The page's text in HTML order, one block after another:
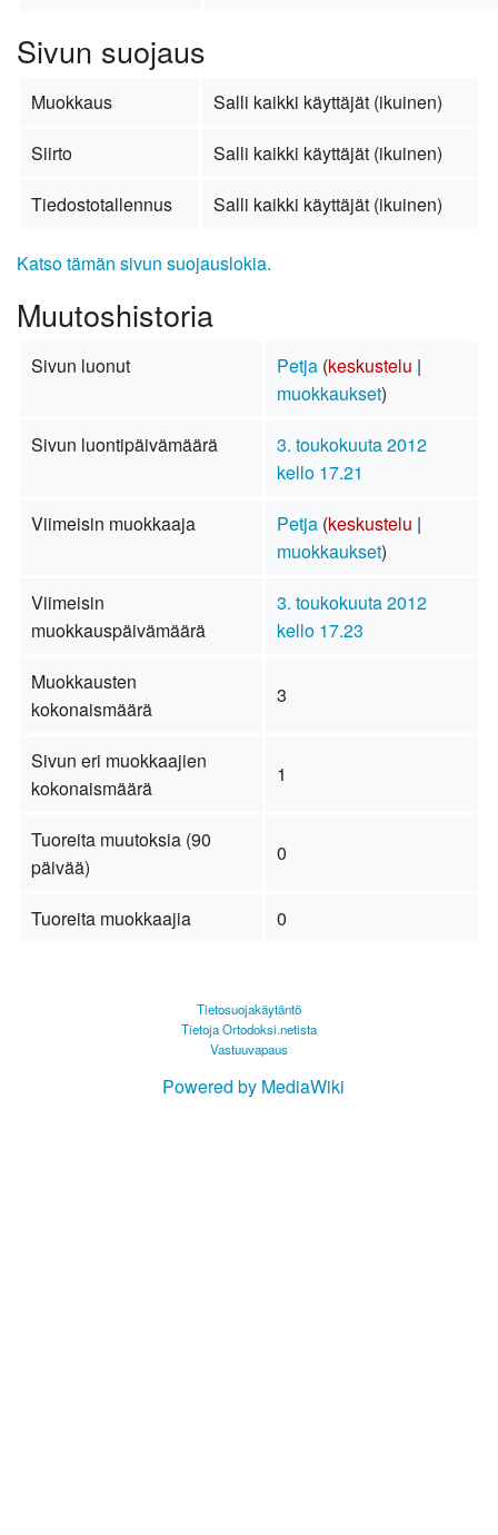
Sivun suojaus
Muokkaus
Salli kaikki käyttäjät (ikuinen)
Siirto
Salli kaikki käyttäjät (ikuinen)
Tiedostotallennus
Salli kaikki käyttäjät (ikuinen)
Katso tämän sivun suojauslokia.
Muutoshistoria
Sivun luonut Petja (keskustelu |
muokkaukset)
Sivun luontipäivämäärä
3. toukokuuta 2012
kello 17.21
Viimeisin muokkaaja
Petja (keskustelu |
muokkaukset)
Viimeisin
muokkauspäivämäärä
3. toukokuuta 2012
kello 17.23
Muokkausten
kokonaismäärä
3
Sivun eri muokkaajien
kokonaismäärä
1
Tuoreita muutoksia (90
päivää)
0
Tuoreita muokkaajia 0
Tietosuojakäytäntö
Tietoja Ortodoksi.netista
Vastuuvapaus
Powered by MediaWiki